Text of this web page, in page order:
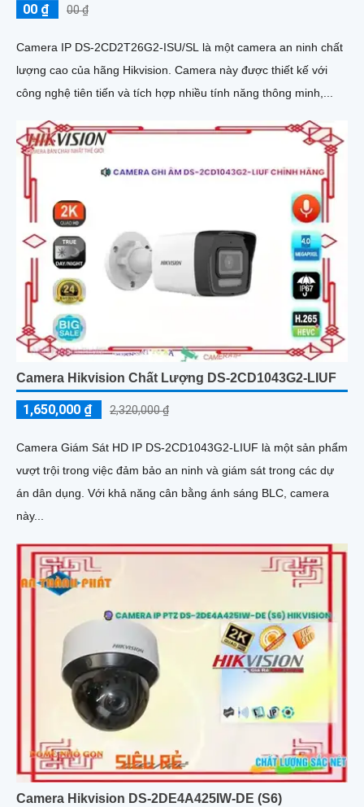
00 ₫ 00 ₫
Camera IP DS-2CD2T26G2-ISU/SL là một camera an ninh chất
lượng cao của hãng Hikvision. Camera này được thiết kế với
công nghệ tiên tiến và tích hợp nhiều tính năng thông minh,...
Camera Hikvision Chất Lượng DS-2CD1043G2-LIUF
1,650,000 ₫ 2,320,000 ₫
Camera Giám Sát HD IP DS-2CD1043G2-LIUF là một sản phẩm
vượt trội trong việc đảm bảo an ninh và giám sát trong các dự
án dân dụng. Với khả năng cân bằng ánh sáng BLC, camera
này...
Camera Hikvision DS-2DE4A425IW-DE (S6)